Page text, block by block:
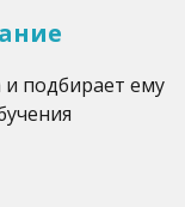
подбирает ему